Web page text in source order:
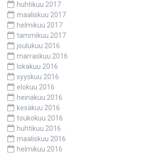
huhtikuu 2017
maaliskuu 2017
helmikuu 2017
tammikuu 2017
joulukuu 2016
marraskuu 2016
lokakuu 2016
syyskuu 2016
elokuu 2016
heinäkuu 2016
kesäkuu 2016
toukokuu 2016
huhtikuu 2016
maaliskuu 2016
helmikuu 2016